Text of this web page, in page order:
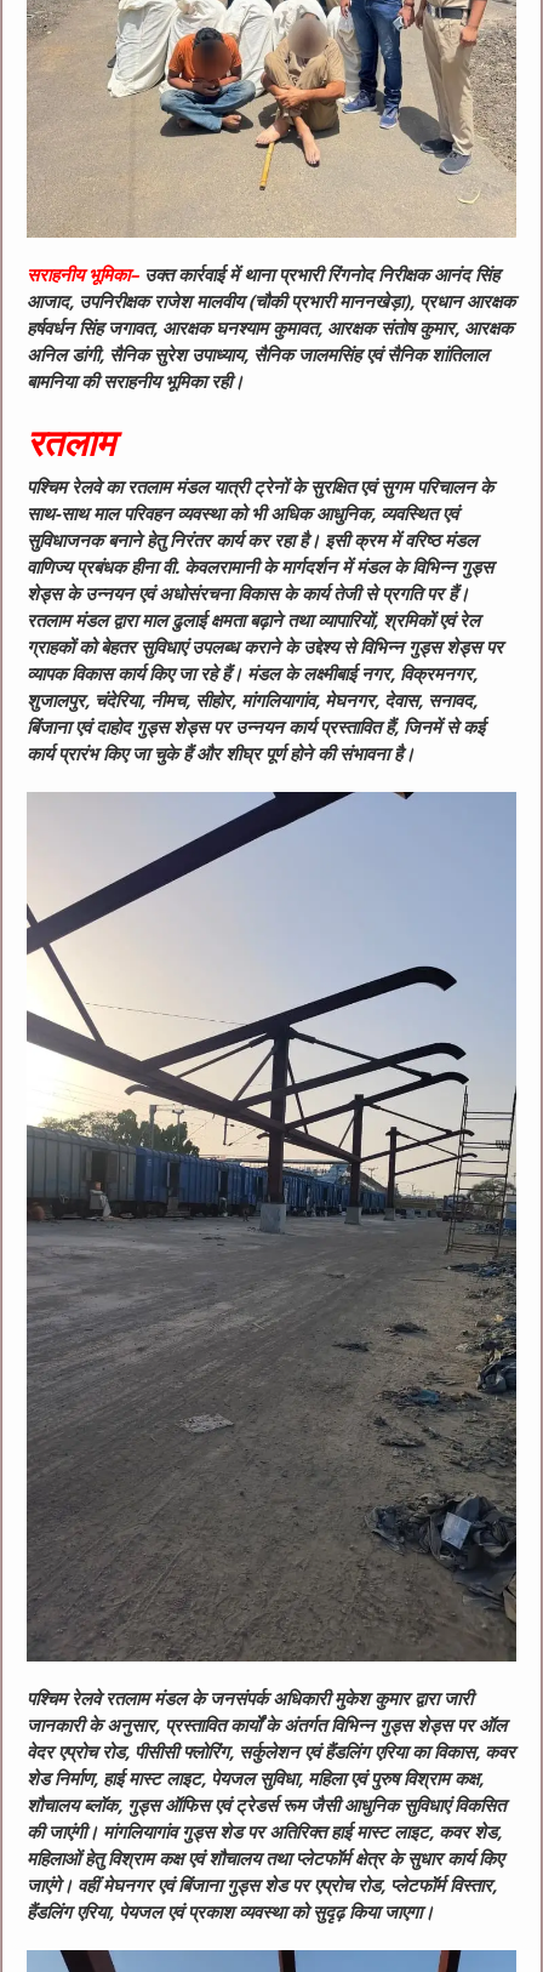
सराहनीय भूमिका– उक्त कार्रवाई में थाना प्रभारी रिंगनोद निरीक्षक आनंद सिंह
आजाद, उपनिरीक्षक राजेश मालवीय (चौकी प्रभारी माननखेड़ा), प्रधान आरक्षक
हर्षवर्धन सिंह जगावत, आरक्षक घनश्याम कुमावत, आरक्षक संतोष कुमार, आरक्षक
अनिल डांगी, सैनिक सुरेश उपाध्याय, सैनिक जालमसिंह एवं सैनिक शांतिलाल
बामनिया की सराहनीय भूमिका रही।
रतलाम
पश्चिम रेलवे का रतलाम मंडल यात्री ट्रेनों के सुरक्षित एवं सुगम परिचालन के
साथ-साथ माल परिवहन व्यवस्था को भी अधिक आधुनिक, व्यवस्थित एवं
सुविधाजनक बनाने हेतु निरंतर कार्य कर रहा है। इसी क्रम में वरिष्ठ मंडल
वाणिज्य प्रबंधक हीना वी. केवलरामानी के मार्गदर्शन में मंडल के विभिन्न गुड्स
शेड्स के उन्नयन एवं अधोसंरचना विकास के कार्य तेजी से प्रगति पर हैं।
रतलाम मंडल द्वारा माल ढुलाई क्षमता बढ़ाने तथा व्यापारियों, श्रमिकों एवं रेल
ग्राहकों को बेहतर सुविधाएं उपलब्ध कराने के उद्देश्य से विभिन्न गुड्स शेड्स पर
व्यापक विकास कार्य किए जा रहे हैं। मंडल के लक्ष्मीबाई नगर, विक्रमनगर,
शुजालपुर, चंदेरिया, नीमच, सीहोर, मांगलियागांव, मेघनगर, देवास, सनावद,
बिंजाना एवं दाहोद गुड्स शेड्स पर उन्नयन कार्य प्रस्तावित हैं, जिनमें से कई
कार्य प्रारंभ किए जा चुके हैं और शीघ्र पूर्ण होने की संभावना है।
पश्चिम रेलवे रतलाम मंडल के जनसंपर्क अधिकारी मुकेश कुमार द्वारा जारी
जानकारी के अनुसार, प्रस्तावित कार्यों के अंतर्गत विभिन्न गुड्स शेड्स पर ऑल
वेदर एप्रोच रोड, पीसीसी फ्लोरिंग, सर्कुलेशन एवं हैंडलिंग एरिया का विकास, कवर
शेड निर्माण, हाई मास्ट लाइट, पेयजल सुविधा, महिला एवं पुरुष विश्राम कक्ष,
शौचालय ब्लॉक, गुड्स ऑफिस एवं ट्रेडर्स रूम जैसी आधुनिक सुविधाएं विकसित
की जाएंगी। मांगलियागांव गुड्स शेड पर अतिरिक्त हाई मास्ट लाइट, कवर शेड,
महिलाओं हेतु विश्राम कक्ष एवं शौचालय तथा प्लेटफॉर्म क्षेत्र के सुधार कार्य किए
जाएंगे। वहीं मेघनगर एवं बिंजाना गुड्स शेड पर एप्रोच रोड, प्लेटफॉर्म विस्तार,
हैंडलिंग एरिया, पेयजल एवं प्रकाश व्यवस्था को सुदृढ़ किया जाएगा।